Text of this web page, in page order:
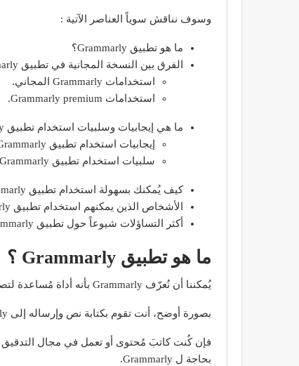
وسوف نناقش سوياً العناصر الآتية :
ما هو تطبيق Grammarly؟
الفرق بين النسخة المجانية في تطبيق Grammarly والنسخة المدفوعة؟
استخدامات Grammarly المجاني.
استخدامات Grammarly premium.
ما هي إيجابيات وسلبيات استخدام تطبيق Grammarly؟
إيجابيات استخدام تطبيق Grammarly.
سلبيات استخدام تطبيق Grammarly.
كيف يُمكنك بسهولة استخدام تطبيق Grammarly على هاتفك؟
الأشخاص الذين يمكنهم استخدام تطبيق Grammarly ؟
أكثر التساؤلات شيوعاً حول تطبيق Grammarly ؟
ما هو تطبيق Grammarly ؟
يُمكننا أن نُعرّف Grammarly بأنه أداة مُساعدة لتصحيح الأخطاء الإملائية وقواعد الكتابة باللغة الإنجليزية.
بصورة أوضح، أنت تقوم بكتابة نص وإرساله إلى Grammarly ويقوم التطبيق بإرسال الأخطاء الإملائية وأخطاء القواعد ويقوم بمساعدتك بمنحك حلول لتحسين الكتابة والنص.
فإن كُنت كاتبَ مُحتوى أو تعمل في مجال التدقيق
بحاجة ل Grammarly.